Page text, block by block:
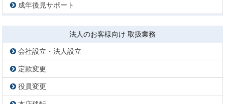
成年後見サポート
法人のお客様向け 取扱業務
会社設立・法人設立
定款変更
役員変更